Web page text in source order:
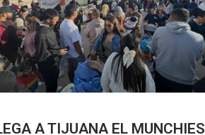
A TIJUANA EL MUNCHIES